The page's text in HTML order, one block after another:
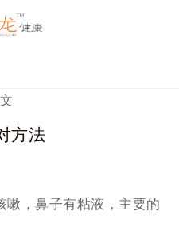
方法
嗽，鼻子有粘液，主要的